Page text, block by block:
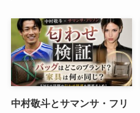
中村敬斗とサマンサ・フリ